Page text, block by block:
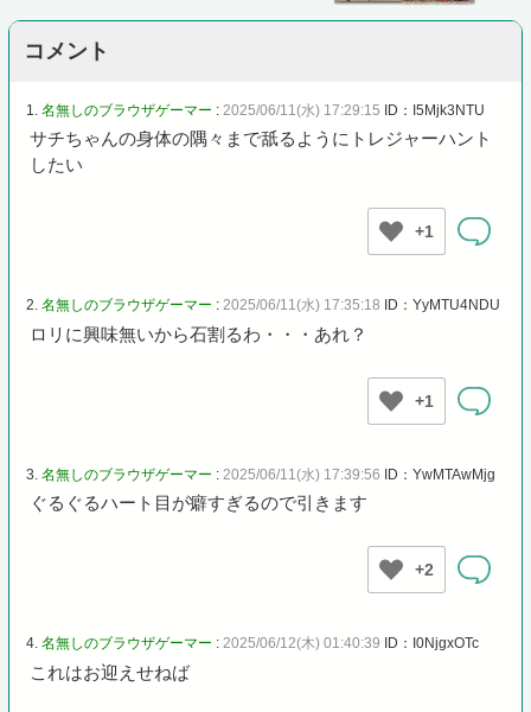
コメント
1. 名無しのブラウザゲーマー : 2025/06/11(水) 17:29:15 ID：I5Mjk3NTU
サチちゃんの身体の隅々まで舐るようにトレジャーハント
したい
+1
2. 名無しのブラウザゲーマー : 2025/06/11(水) 17:35:18 ID：YyMTU4NDU
ロリに興味無いから石割るわ・・・あれ？
+1
3. 名無しのブラウザゲーマー : 2025/06/11(水) 17:39:56 ID：YwMTAwMjg
ぐるぐるハート目が癖すぎるので引きます
+2
4. 名無しのブラウザゲーマー : 2025/06/12(木) 01:40:39 ID：I0NjgxOTc
これはお迎えせねば